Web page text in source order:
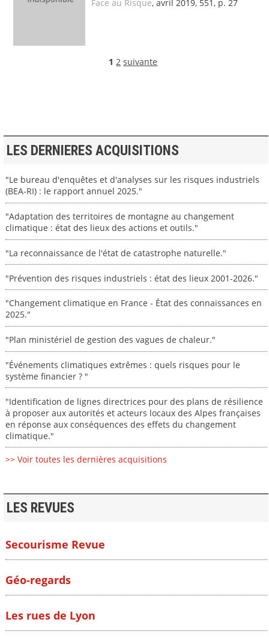
Face au Risque, avril 2019, 551, p. 27
1 2 suivante
LES DERNIERES ACQUISITIONS
"Le bureau d'enquêtes et d'analyses sur les risques industriels
(BEA-RI) : le rapport annuel 2025."
"Adaptation des territoires de montagne au changement
climatique : état des lieux des actions et outils."
"La reconnaissance de l'état de catastrophe naturelle."
"Prévention des risques industriels : état des lieux 2001-2026."
"Changement climatique en France - État des connaissances en
2025."
"Plan ministériel de gestion des vagues de chaleur."
"Événements climatiques extrêmes : quels risques pour le
système financier ? "
"Identification de lignes directrices pour des plans de résilience
à proposer aux autorités et acteurs locaux des Alpes françaises
en réponse aux conséquences des effets du changement
climatique."
>> Voir toutes les dernières acquisitions
LES REVUES
Secourisme Revue
Géo-regards
Les rues de Lyon